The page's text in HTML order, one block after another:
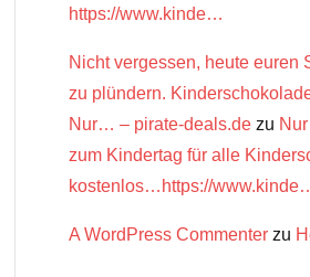
https://www.kinde…
Nicht vergessen, heute euren
zu plündern.
Nur… – pirate-deals.de zu
zum Kindertag für alle
kostenlos…https://
A WordPress Commenter zu